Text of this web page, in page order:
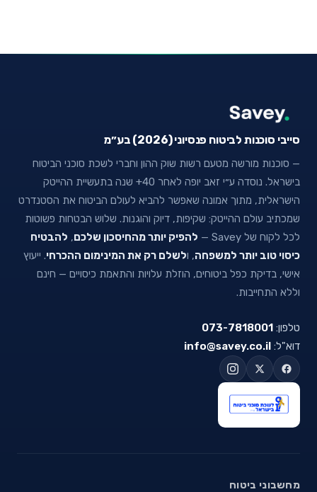
סייבי סוכנות לביטוח פנסיוני (2026) בע״מ
— סוכנות מורשה מטעם רשות שוק ההון וחברי לשכת סוכני הביטוח
בישראל. נוסדה ע״י זאב יופה לאחר 40+ שנה בתעשיית ההייטק
הישראלית, מתוך אמונה שאפשר להביא לעולם הביטוח את הסטנדרט
שמכתיב עולם ההייטק: שקיפות, דיוק והוגנות. שלוש הבטחות פשוטות
לכל לקוח של Savey —
להפיק יותר מהחיסכון שלכם, להבטיח
כיסוי טוב יותר למשפחה, ולשלם רק את המינימום ההכרחי. ייעוץ
אישי, בדיקת כפל ביטוחים, הוזלת עלויות והתאמת כיסויים — חינם
וללא התחייבות.
טלפון: 073-7818001
דוא"ל: info@savey.co.il
מחשבוני ביטוח